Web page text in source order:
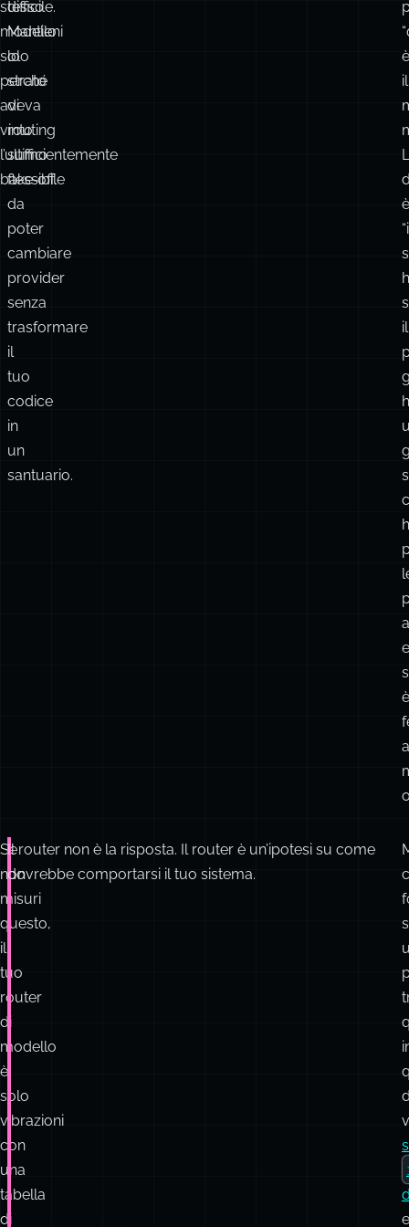
stesso
modello
solo
perché
aveva
vinto
l’ultimo
bake‑off.
difficile.
Mantieni
lo
strato
di
routing
sufficientemente
flessibile
da
poter
cambiare
provider
senza
trasformare
il
tuo
codice
in
un
santuario.
è
il
è
il
e
è
Se
non
misuri
questo,
il
tuo
router
di
modello
è
solo
vibrazioni
con
una
tabella
di
Il router non è la risposta. Il router è un’ipotesi su come
dovrebbe comportarsi il tuo sistema.
e